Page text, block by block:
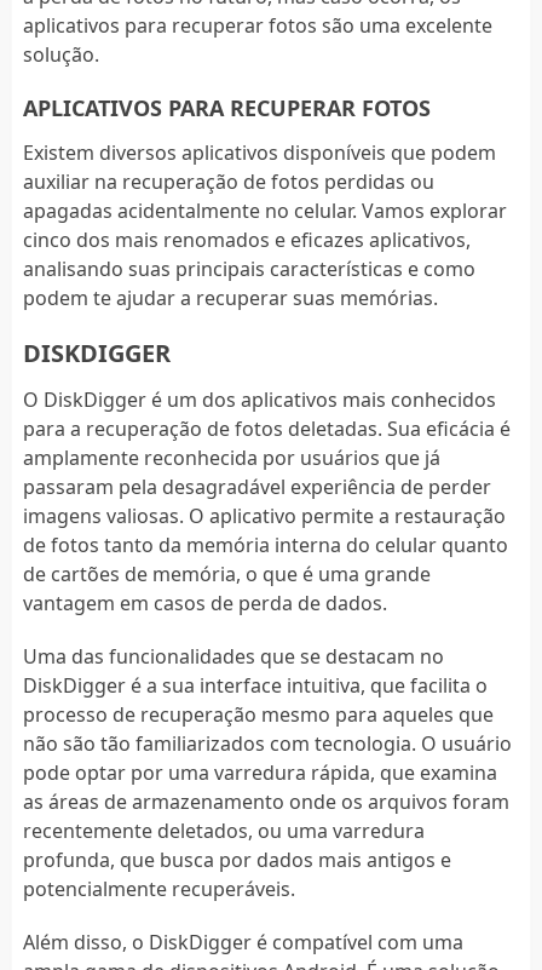
aplicativos para recuperar fotos são uma excelente
solução.
APLICATIVOS PARA RECUPERAR FOTOS
Existem diversos aplicativos disponíveis que podem
auxiliar na recuperação de fotos perdidas ou
apagadas acidentalmente no celular. Vamos explorar
cinco dos mais renomados e eficazes aplicativos,
analisando suas principais características e como
podem te ajudar a recuperar suas memórias.
DISKDIGGER
O DiskDigger é um dos aplicativos mais conhecidos
para a recuperação de fotos deletadas. Sua eficácia é
amplamente reconhecida por usuários que já
passaram pela desagradável experiência de perder
imagens valiosas. O aplicativo permite a restauração
de fotos tanto da memória interna do celular quanto
de cartões de memória, o que é uma grande
vantagem em casos de perda de dados.
Uma das funcionalidades que se destacam no
DiskDigger é a sua interface intuitiva, que facilita o
processo de recuperação mesmo para aqueles que
não são tão familiarizados com tecnologia. O usuário
pode optar por uma varredura rápida, que examina
as áreas de armazenamento onde os arquivos foram
recentemente deletados, ou uma varredura
profunda, que busca por dados mais antigos e
potencialmente recuperáveis.
Além disso, o DiskDigger é compatível com uma